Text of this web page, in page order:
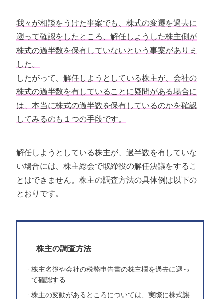
我々が相談をうけた事案でも、株式の変遷を過去に
遡って確認をしたところ、解任しようした株主側が
株式の過半数を保有していないという事案がありま
した。
したがって、 解任しようとしている株主が、会社の
株式の過半数を有していることに疑問がある場合に
は、本当に株式の過半数を保有しているのかを確認
してみるのも１つの手段です。
解任しようとしている株主が、過半数を有していな
い場合には、株主総会で取締役の解任決議をするこ
とはできません。株主の調査方法の具体例は以下の
とおりです。
株主の調査方法
株主名簿や会社の税務申告書の株主欄を過去に遡っ
て確認する
株主の変動があるところについては、実際に株式譲